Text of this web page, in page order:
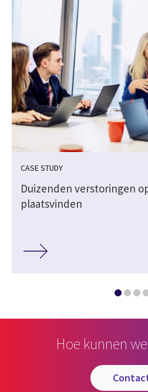
CASE STUDY
Duizenden verstoringen
plaatsvinden
Hoe kunnen